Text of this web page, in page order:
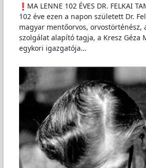
️MA LENNE 102 ÉVES DR. FELKAI
102 éve ezen a napon született Dr.
magyar mentőorvos, orvostörténész,
szolgálat alapító tagja, a Kresz Géza
egykori igazgatója…